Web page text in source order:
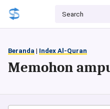
Beranda | Index Al-Quran
Memohon